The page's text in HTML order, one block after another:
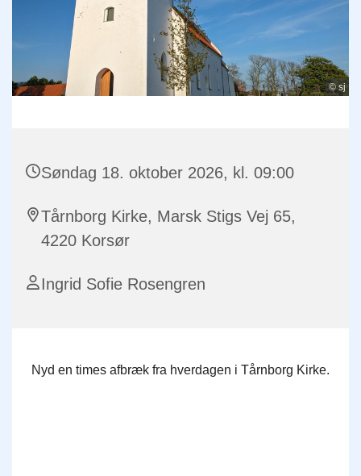
© sj
Søndag 18. oktober 2026, kl. 09:00
Tårnborg Kirke, Marsk Stigs Vej 65,
4220 Korsør
Ingrid Sofie Rosengren
Nyd en times afbræk fra hverdagen i Tårnborg Kirke.